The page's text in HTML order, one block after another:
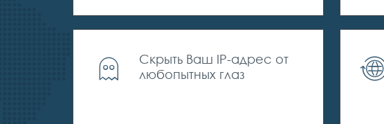
Скрыть Ваш IP-адрес от
любопытных глаз